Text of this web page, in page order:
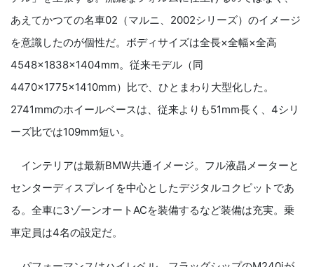
あえてかつての名車02（マルニ、2002シリーズ）のイメージ
を意識したのが個性だ。ボディサイズは全長×全幅×全高
4548×1838×1404mm。従来モデル（同
4470×1775×1410mm）比で、ひとまわり大型化した。
2741mmのホイールベースは、従来よりも51mm長く、4シリ
ーズ比では109mm短い。
インテリアは最新BMW共通イメージ。フル液晶メーターと
センターディスプレイを中心としたデジタルコクピットであ
る。全車に3ゾーンオートACを装備するなど装備は充実。乗
車定員は4名の設定だ。